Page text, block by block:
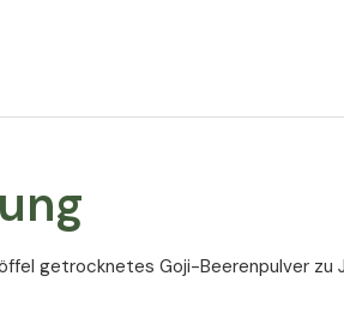
getrocknetes Goji-Beerenpulver zu